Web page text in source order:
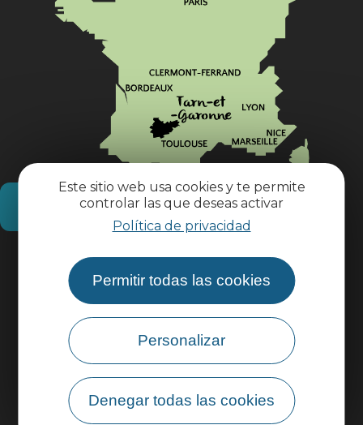
Este sitio web usa cookies y te permite
controlar las que deseas activar
Política de privacidad
Permitir todas las cookies
Personalizar
Denegar todas las cookies
¿Cómo llegar?
Información práctica
Área profesional